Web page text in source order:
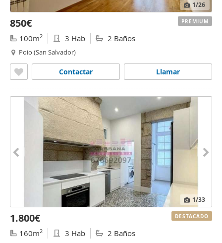
1/26
850€
100m2 3 Hab 2 Baños
Poio (San Salvador)
Llamar
Contactar
PREMIUM
1/33
1.800€
160m2 3 Hab 2 Baños
DESTACADO